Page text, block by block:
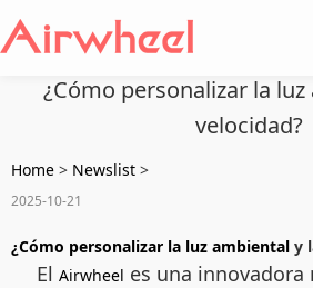
¿Cómo personalizar la
velocidad?
Home > Newslist >
2025-10-21
¿Cómo personalizar la luz ambiental y
El Airwheel es una innovadora